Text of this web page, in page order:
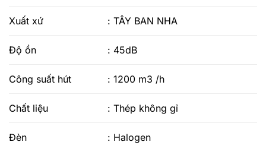
Xuất xứ : TÂY BAN NHA
Độ ồn : 45dB
Công suất hút : 1200 m3 /h
Chất liệu : Thép không gỉ
Đèn : Halogen